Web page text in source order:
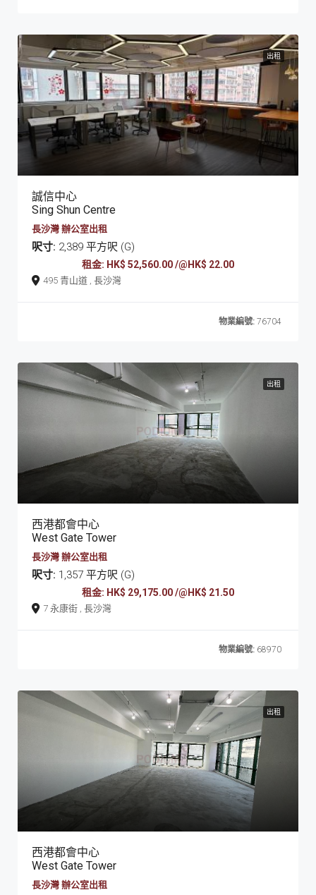
出租
誠信中心
Sing Shun Centre
長沙灣 辦公室出租
呎寸: 2,389 平方呎 (G)
租金: HK$ 52,560.00 /@HK$ 22.00
495 青山道 , 長沙灣
物業編號: 76704
出租
西港都會中心
West Gate Tower
長沙灣 辦公室出租
呎寸: 1,357 平方呎 (G)
租金: HK$ 29,175.00 /@HK$ 21.50
7 永康街 , 長沙灣
物業編號: 68970
出租
西港都會中心
West Gate Tower
長沙灣 辦公室出租